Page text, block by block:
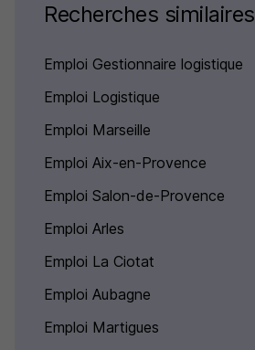
Recherches similaires
Emploi Gestionnaire logistique
Emploi Logistique
Emploi Marseille
Emploi Aix-en-Provence
Emploi Salon-de-Provence
Emploi Arles
Emploi La Ciotat
Emploi Aubagne
Emploi Martigues